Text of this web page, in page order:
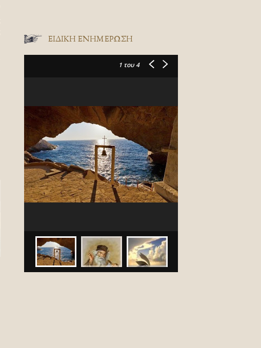
ΕΙΔΙΚΉ ΕΝΗΜΈΡΩΣΗ
1 του 4